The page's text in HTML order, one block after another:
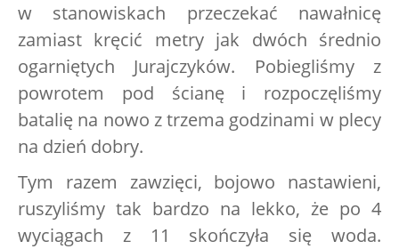
w stanowiskach przeczekać nawałnicę
zamiast kręcić metry jak dwóch średnio
ogarniętych Jurajczyków. Pobiegliśmy z
powrotem pod ścianę i rozpoczęliśmy
batalię na nowo z trzema godzinami w plecy
na dzień dobry.
Tym razem zawzięci, bojowo nastawieni,
ruszyliśmy tak bardzo na lekko, że po 4
wyciągach z 11 skończyła się woda.